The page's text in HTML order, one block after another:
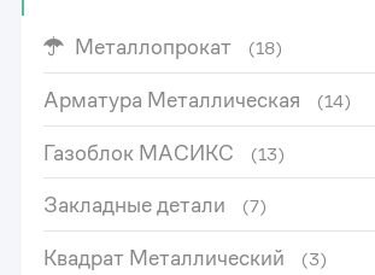
Металлопрокат (18)
Арматура Металлическая (14)
Газоблок МАСИКС (13)
Закладные детали (7)
Квадрат Металлический (3)